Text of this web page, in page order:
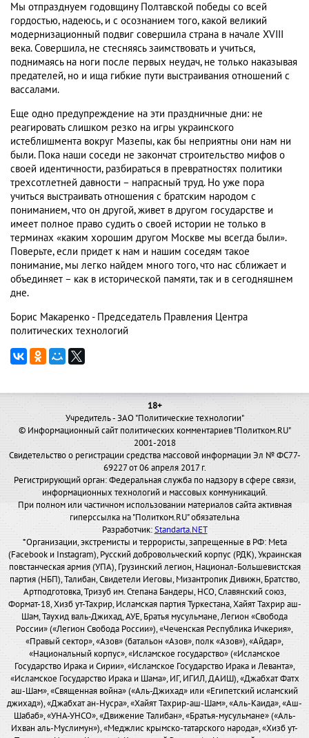
Мы отпразднуем годовщину Полтавской победы со всей
гордостью, надеюсь, и с осознанием того, какой великий
модернизационный подвиг совершила страна в начале XVIII
века. Совершила, не стесняясь заимствовать и учиться,
поднимаясь на ноги после первых неудач, не только наказывая
предателей, но и ища гибкие пути выстраивания отношений с
вассалами.
Еще одно предупреждение на эти праздничные дни: не
реагировать слишком резко на игры украинского
истеблишмента вокруг Мазепы, как бы неприятны они нам ни
были. Пока наши соседи не закончат строительство мифов о
своей идентичности, разбираться в превратностях политики
трехсотлетней давности – напрасный труд. Но уже пора
учиться выстраивать отношения с братским народом с
пониманием, что он другой, живет в другом государстве и
имеет полное право судить о своей истории не только в
терминах «каким хорошим другом Москве мы всегда были».
Поверьте, если придет к нам и нашим соседям такое
понимание, мы легко найдем много того, что нас сближает и
объединяет – как в исторической памяти, так и в сегодняшнем
дне.
Борис Макаренко - Председатель Правления Центра
политических технологий
18+
Учредитель - ЗАО "Политические технологии"
© Информационный сайт политических комментариев "Политком.RU"
2001-2018
Свидетельство о регистрации средства массовой информации Эл № ФС77-
69227 от 06 апреля 2017 г.
Регистрирующий орган: Федеральная служба по надзору в сфере связи,
информационных технологий и массовых коммуникаций.
При полном или частичном использовании материалов сайта активная
гиперссылка на "Политком.RU" обязательна
Разработчик:Standarta.NET
*Организации, экстремисты и террористы, запрещенные в РФ: Meta
(Facebook и Instagram), Русский добровольческий корпус (РДК), Украинская
повстанческая армия (УПА), Грузинский легион, Национал-Большевистская
партия (НБП), Талибан, Свидетели Иеговы, Мизантропик Дивижн, Братство,
Артподготовка, Тризуб им. Степана Бандеры, НСО, Славянский союз,
Формат-18, Хизб ут-Тахрир, Исламская партия Туркестана, Хайят Тахрир аш-
Шам, Таухид валь-Джихад, АУЕ, Братья мусульмане, Легион «Свобода
России» («Легион Свобода России»), «Чеченская Республика Ичкерия»,
«Правый сектор», «Азов» (батальон «Азов», полк «Азов»), «Айдар»,
«Национальный корпус», «Исламское государство» («Исламское
Государство Ирака и Сирии», «Исламское Государство Ирака и Леванта»,
«Исламское Государство Ирака и Шама», ИГ, ИГИЛ, ДАИШ), «Джабхат Фатх
аш-Шам», «Священная война» («Аль-Джихад» или «Египетский исламский
джихад»), «Джабхат ан-Нусра», «Хайят Тахрир-аш-Шам», «Аль-Каида», «Аш-
Шабаб», «УНА-УНСО», «Движение Талибан», «Братья-мусульмане» («Аль-
Ихван аль-Муслимун»), «Меджлис крымско-татарского народа», «Хизб ут-